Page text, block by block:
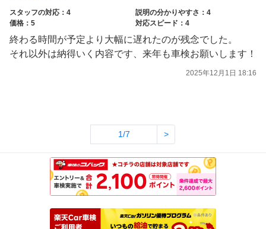
スタッフの対応：4
説明の分かりやすさ：4
価格：5
対応スピード：4
終わる時間が予定より大幅に遅れたのが残念でした。
それ以外は納得いく内容です、来年も車検お願いします！
2025年12月1日 18:16
1/7 >